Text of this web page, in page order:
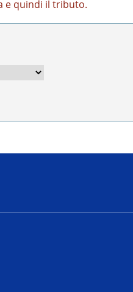
e quindi il tributo.